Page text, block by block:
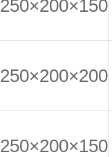
250×200×150
250×200×200
250×200×150